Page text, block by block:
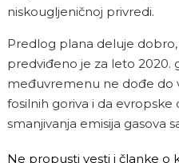
niskougljeničnoj privredi.
Predlog plana deluje dobro,
predviđeno je za leto 2020.
međuvremenu ne dođe do
fosilnih goriva i da evropske
smanjivanja emisija gasova
Ne propusti vesti i članke